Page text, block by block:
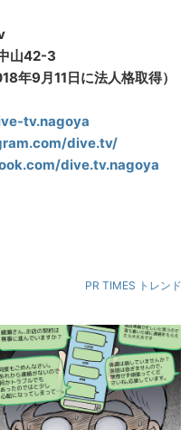
山42-3
9月11日に法人格取得）
tv.nagoya
dive.tv/
dive.tv.nagoya
PR TIMES トレンド